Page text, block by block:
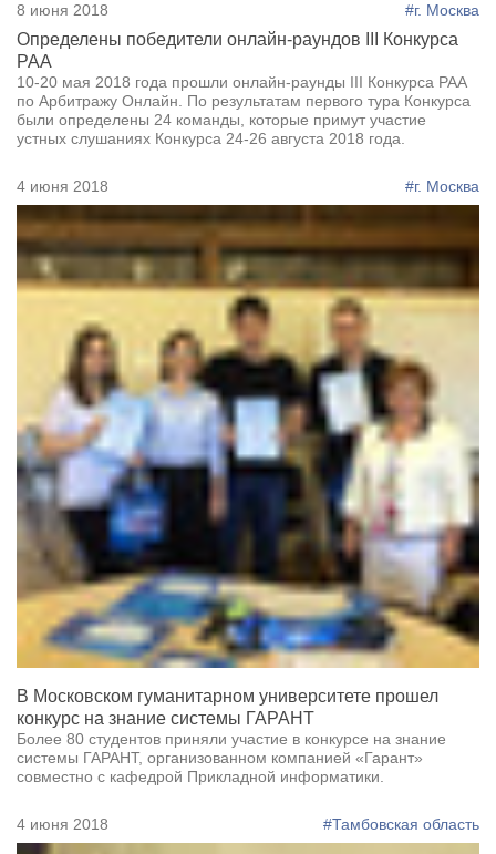
8 июня 2018 #г. Москва
Определены победители онлайн-раундов III Конкурса
РАА
10-20 мая 2018 года прошли онлайн-раунды III Конкурса РАА
по Арбитражу Онлайн. По результатам первого тура Конкурса
были определены 24 команды, которые примут участие
устных слушаниях Конкурса 24-26 августа 2018 года.
4 июня 2018 #г. Москва
В Московском гуманитарном университете прошел
конкурс на знание системы ГАРАНТ
Более 80 студентов приняли участие в конкурсе на знание
системы ГАРАНТ, организованном компанией «Гарант»
совместно с кафедрой Прикладной информатики.
4 июня 2018 #Тамбовская область